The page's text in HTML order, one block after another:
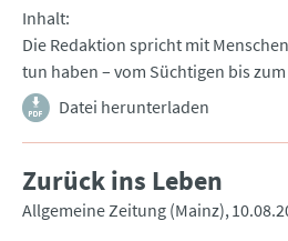
Inhalt
Die Redaktion spricht mit
tun haben – vom Süchtigen bis
Datei herunterladen
Zurück ins Leben
Allgemeine Zeitung (Mainz)